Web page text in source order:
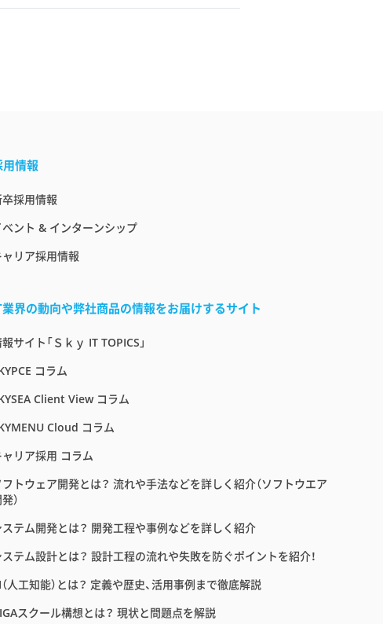
用情報
採用情報
ベント & インターンシップ
ャリア採用情報
界の動向や弊社商品の情報をお届けするサイト
サイト「Ｓｋｙ IT TOPICS」
コラム
Client View コラム
Cloud コラム
ャリア採用 コラム
フトウェア開発とは？ 流れや手法などを詳しく紹介（ソフトウエア
）
ステム開発とは？ 開発工程や事例などを詳しく紹介
ステム設計とは？ 設計工程の流れや失敗を防ぐポイントを紹介！
人工知能）とは？ 定義や歴史、活用事例まで徹底解説
スクール構想とは？ 現状と問題点を解説